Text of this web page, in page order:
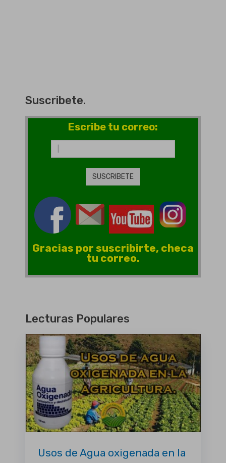
Suscribete.
Escribe tu correo:
Gracias por suscribirte, checa
tu correo.
Lecturas Populares
Usos de Agua oxigenada en la